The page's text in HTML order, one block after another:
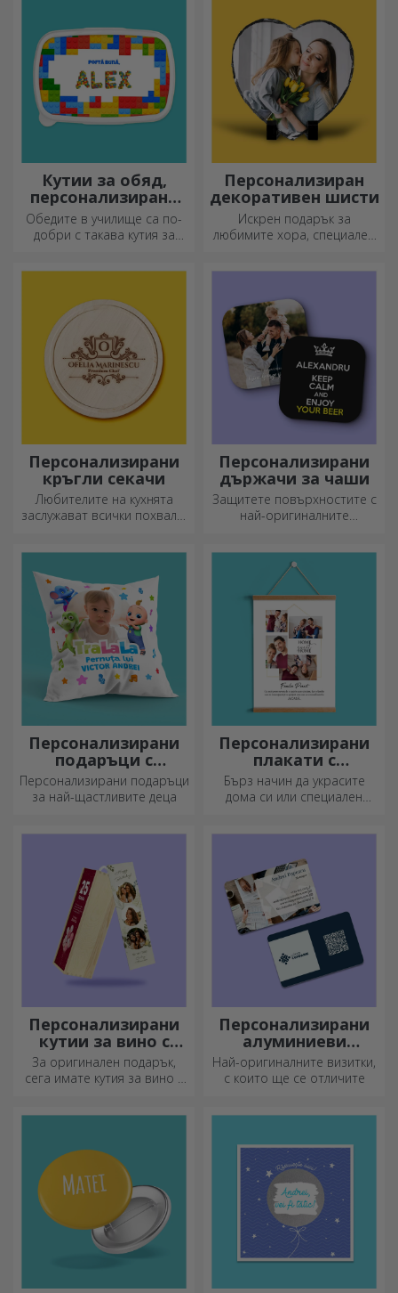
Кутии за обяд,
персонализирани
касероли
Обедите в училище са по-
добри с такава кутия за
Персонализиран
декоративен шисти
Искрен подарък за
любимите хора, специален
Персонализирани
кръгли секачи
Любителите на кухнята
заслужават всички похвали,
Изберете подходящия!
Персонализирани
държачи за чаши
Защитете повърхностите с
най-оригиналните
Персонализирани
подаръци с
официална
лицензия - TraLaLa
Персонализирани подаръци
за най-щастливите деца
Персонализирани
плакати с
закачалки
Бърз начин да украсите
дома си или специален
Персонализирани
кутии за вино с
фотография
За оригинален подарък,
сега имате кутия за вино с
Персонализирани
алуминиеви
визитни картички
Най-оригиналните визитки,
с които ще се отличите